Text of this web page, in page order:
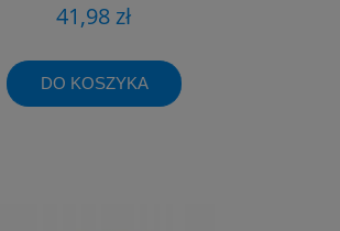
41,98 zł
DO KOSZYKA